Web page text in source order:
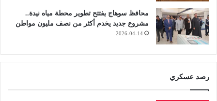
محافظ سوهاج يفتتح تطوير محطة مياه نيدة..
مشروع جديد يخدم أكثر من نصف مليون مواطن
2026-04-14
رصد عسكري